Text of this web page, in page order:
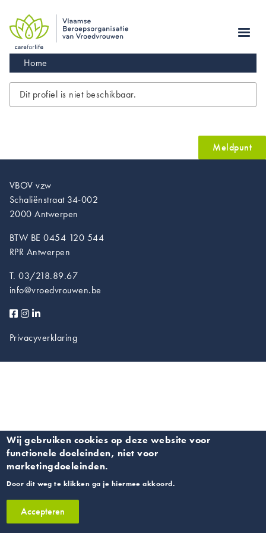
main
navigation
Kruimelpad
Home
Dit profiel is niet beschikbaar.
Meldpunt
VBOV vzw
Schaliënstraat 34-002
2000 Antwerpen
BTW BE 0454 120 544
RPR Antwerpen
T. 03/218.89.67
info@vroedvrouwen.be
Privacyverklaring
Wij gebruiken cookies op deze website voor
functionele doeleinden, niet voor
marketingdoeleinden.
Door dit weg te klikken ga je hiermee akkoord.
Accepteren